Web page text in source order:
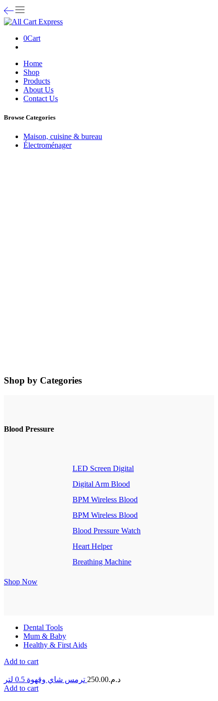
0Cart
Home
Shop
Products
About Us
Contact Us
Browse Categories
Maison, cuisine & bureau
Électroménager
Shop by Categories
Blood Pressure
LED Screen Digital
Digital Arm Blood
BPM Wireless Blood
BPM Wireless Blood
Blood Pressure Watch
Heart Helper
Breathing Machine
Shop Now
Dental Tools
Mum & Baby
Healthy & First Aids
Add to cart
د.م.250.00
Add to cart